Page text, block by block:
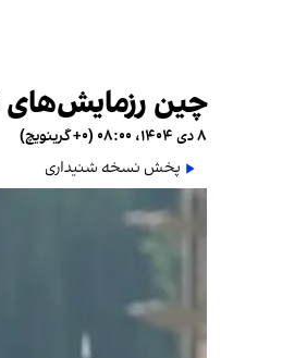
چین رزمایش‌های
۸ دی ۱۴۰۴، ۰۸:۰۰ (‎+۰ گرینویچ)
پخش نسخه شنیداری